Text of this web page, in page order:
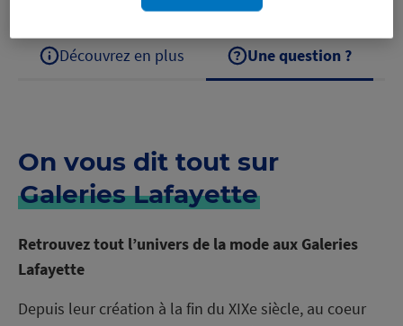
Découvrez en plus Une question ?
On vous dit tout sur
Galeries Lafayette
Retrouvez tout l’univers de la mode aux Galeries
Lafayette
Depuis leur création à la fin du XIXe siècle, au coeur